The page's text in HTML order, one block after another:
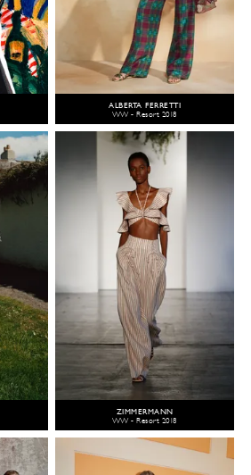
ALBERTA FERRETTI
WW - Resort 2018
ZIMMERMANN
WW - Resort 2018